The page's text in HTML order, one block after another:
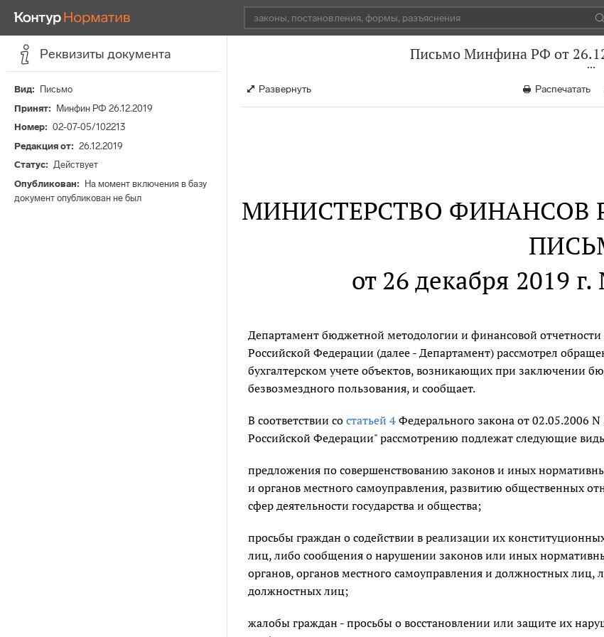
Реквизиты документа
Вид
Письмо
Принят
Минфин РФ 26.12.2019
Номер
02-07-05/102213
Редакция от
26.12.2019
Статус
Действует
Опубликован
На момент включения в базу
документ опубликован не был
Письмо Минфина РФ от
Развернуть Распечатать
МИНИСТЕРСТВО ФИНАНСОВ
от 26 декабря 2019
Департамент бюджетной методологии и финансовой отчетности
Российской Федерации (далее - Департамент) рассмотрел
бухгалтерском учете объектов, возникающих при заключении
безвозмездного пользования, и сообщает.
В соответствии со статьей 4Федерального закона от 02.05.2006
Российской Федерации" рассмотрению подлежат следующие
предложения по совершенствованию законов и иных
и органов местного самоуправления, развитию общественных
сфер деятельности государства и общества;
просьбы граждан о содействии в реализации их
лиц, либо сообщения о нарушении законов или иных
органов, органов местного самоуправления и должностных лиц,
должностных лиц;
жалобы граждан - просьбы о восстановлении или защите их